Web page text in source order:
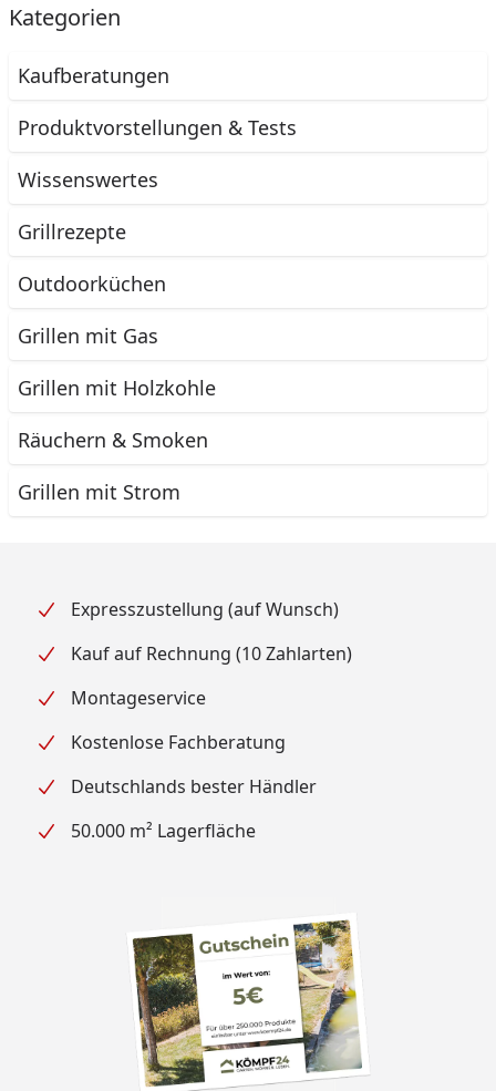
Kategorien
Kaufberatungen
Produktvorstellungen & Tests
Wissenswertes
Grillrezepte
Outdoorküchen
Grillen mit Gas
Grillen mit Holzkohle
Räuchern & Smoken
Grillen mit Strom
Expresszustellung (auf Wunsch)
Kauf auf Rechnung (10 Zahlarten)
Montageservice
Kostenlose Fachberatung
Deutschlands bester Händler
50.000 m² Lagerfläche